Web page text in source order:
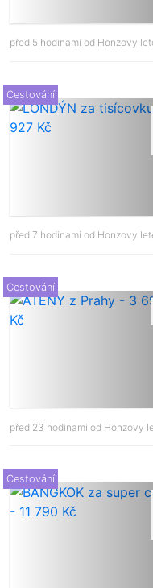
před 5 hodinami od Honzovy
Cestování
před 7 hodinami od Honzovy
Cestování
před 23 hodinami od Honzovy
Cestování